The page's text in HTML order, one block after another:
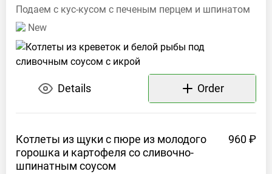
Подаем с кус-кусом с печеным перцем и шпинатом
New
Details Order
Котлеты из щуки с пюре из молодого
горошка и картофеля со сливочно-
шпинатным соусом
960 ₽